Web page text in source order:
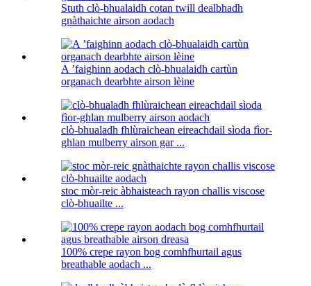
Stuth clò-bhualaidh cotan twill dealbhadh
gnàthaichte airson aodach
A ’faighinn aodach clò-bhualaidh cartùn
organach dearbhte airson lèine
clò-bhualadh fhlùraichean eireachdail sìoda fìor-
ghlan mulberry airson gar ...
stoc mòr-reic àbhaisteach rayon challis viscose
clò-bhuailte ...
100% crepe rayon bog comhfhurtail agus
breathable aodach ...